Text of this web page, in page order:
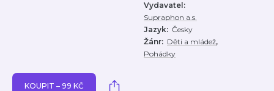
Vydavatel :
Supraphon a.s.
Jazyk: Česky
Žánr: Děti a mládež,
Pohádky
KOUPIT – 99 KČ